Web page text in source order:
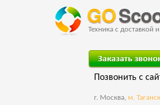
Техника с доставкой
Позвонить с
г. Москва, м.